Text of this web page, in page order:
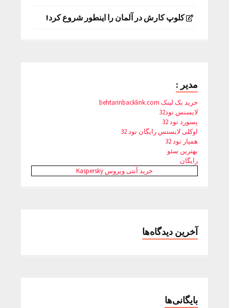
کلوپ کارش در آلمان را اینطور شروع کرد!
مدیر :
خرید بک لینک behtarinbacklink.com
لایسنس نود32
پسورد نود 32
اوکلی لایسنس رایگان نود 32
همیار نود 32
بهترین سئو
رایگان
خرید آنتی ویروس Kaspersky
آخرین دیدگاه‌ها
بایگانی‌ها